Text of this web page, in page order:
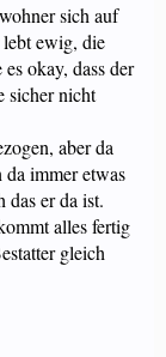
sich auf
lebt ewig, die
okay, dass der
sicher nicht
aber da
immer etwas
er da ist.
alles fertig
gleich